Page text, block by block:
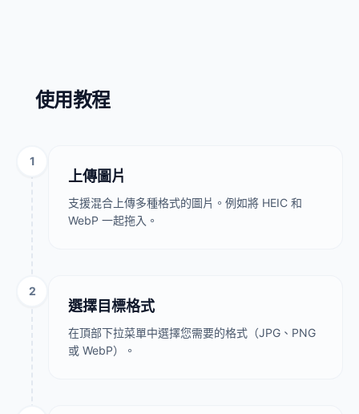
使用教程
1
上傳圖片
支援混合上傳多種格式的圖片。例如將 HEIC 和
WebP 一起拖入。
2
選擇目標格式
在頂部下拉菜單中選擇您需要的格式（JPG、PNG
或 WebP）。